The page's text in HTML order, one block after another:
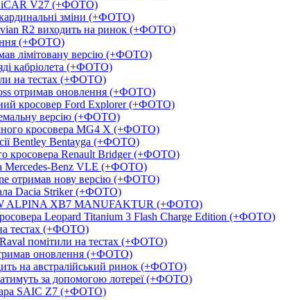
iCAR V27 (+ФОТО)
зміни (+ФОТО)
R2 виходить на ринок (+ФОТО)
(+ФОТО)
лімітовану версію (+ФОТО)
кабріолета (+ФОТО)
на тестах (+ФОТО)
отримав оновлення (+ФОТО)
кросовер Ford Explorer (+ФОТО)
версію (+ФОТО)
кросовера MG4 X (+ФОТО)
Bentley Bentayga (+ФОТО)
кросовера Renault Bridger (+ФОТО)
Mercedes-Benz VLE (+ФОТО)
отримав нову версію (+ФОТО)
Dacia Striker (+ФОТО)
ALPINA XB7 MANUFAKTUR (+ФОТО)
Leopard Titanium 3 Flash Charge Edition (+ФОТО)
тестах (+ФОТО)
помітили на тестах (+ФОТО)
оновлення (+ФОТО)
на австралійський ринок (+ФОТО)
за допомогою лотереї (+ФОТО)
SAIC Z7 (+ФОТО)